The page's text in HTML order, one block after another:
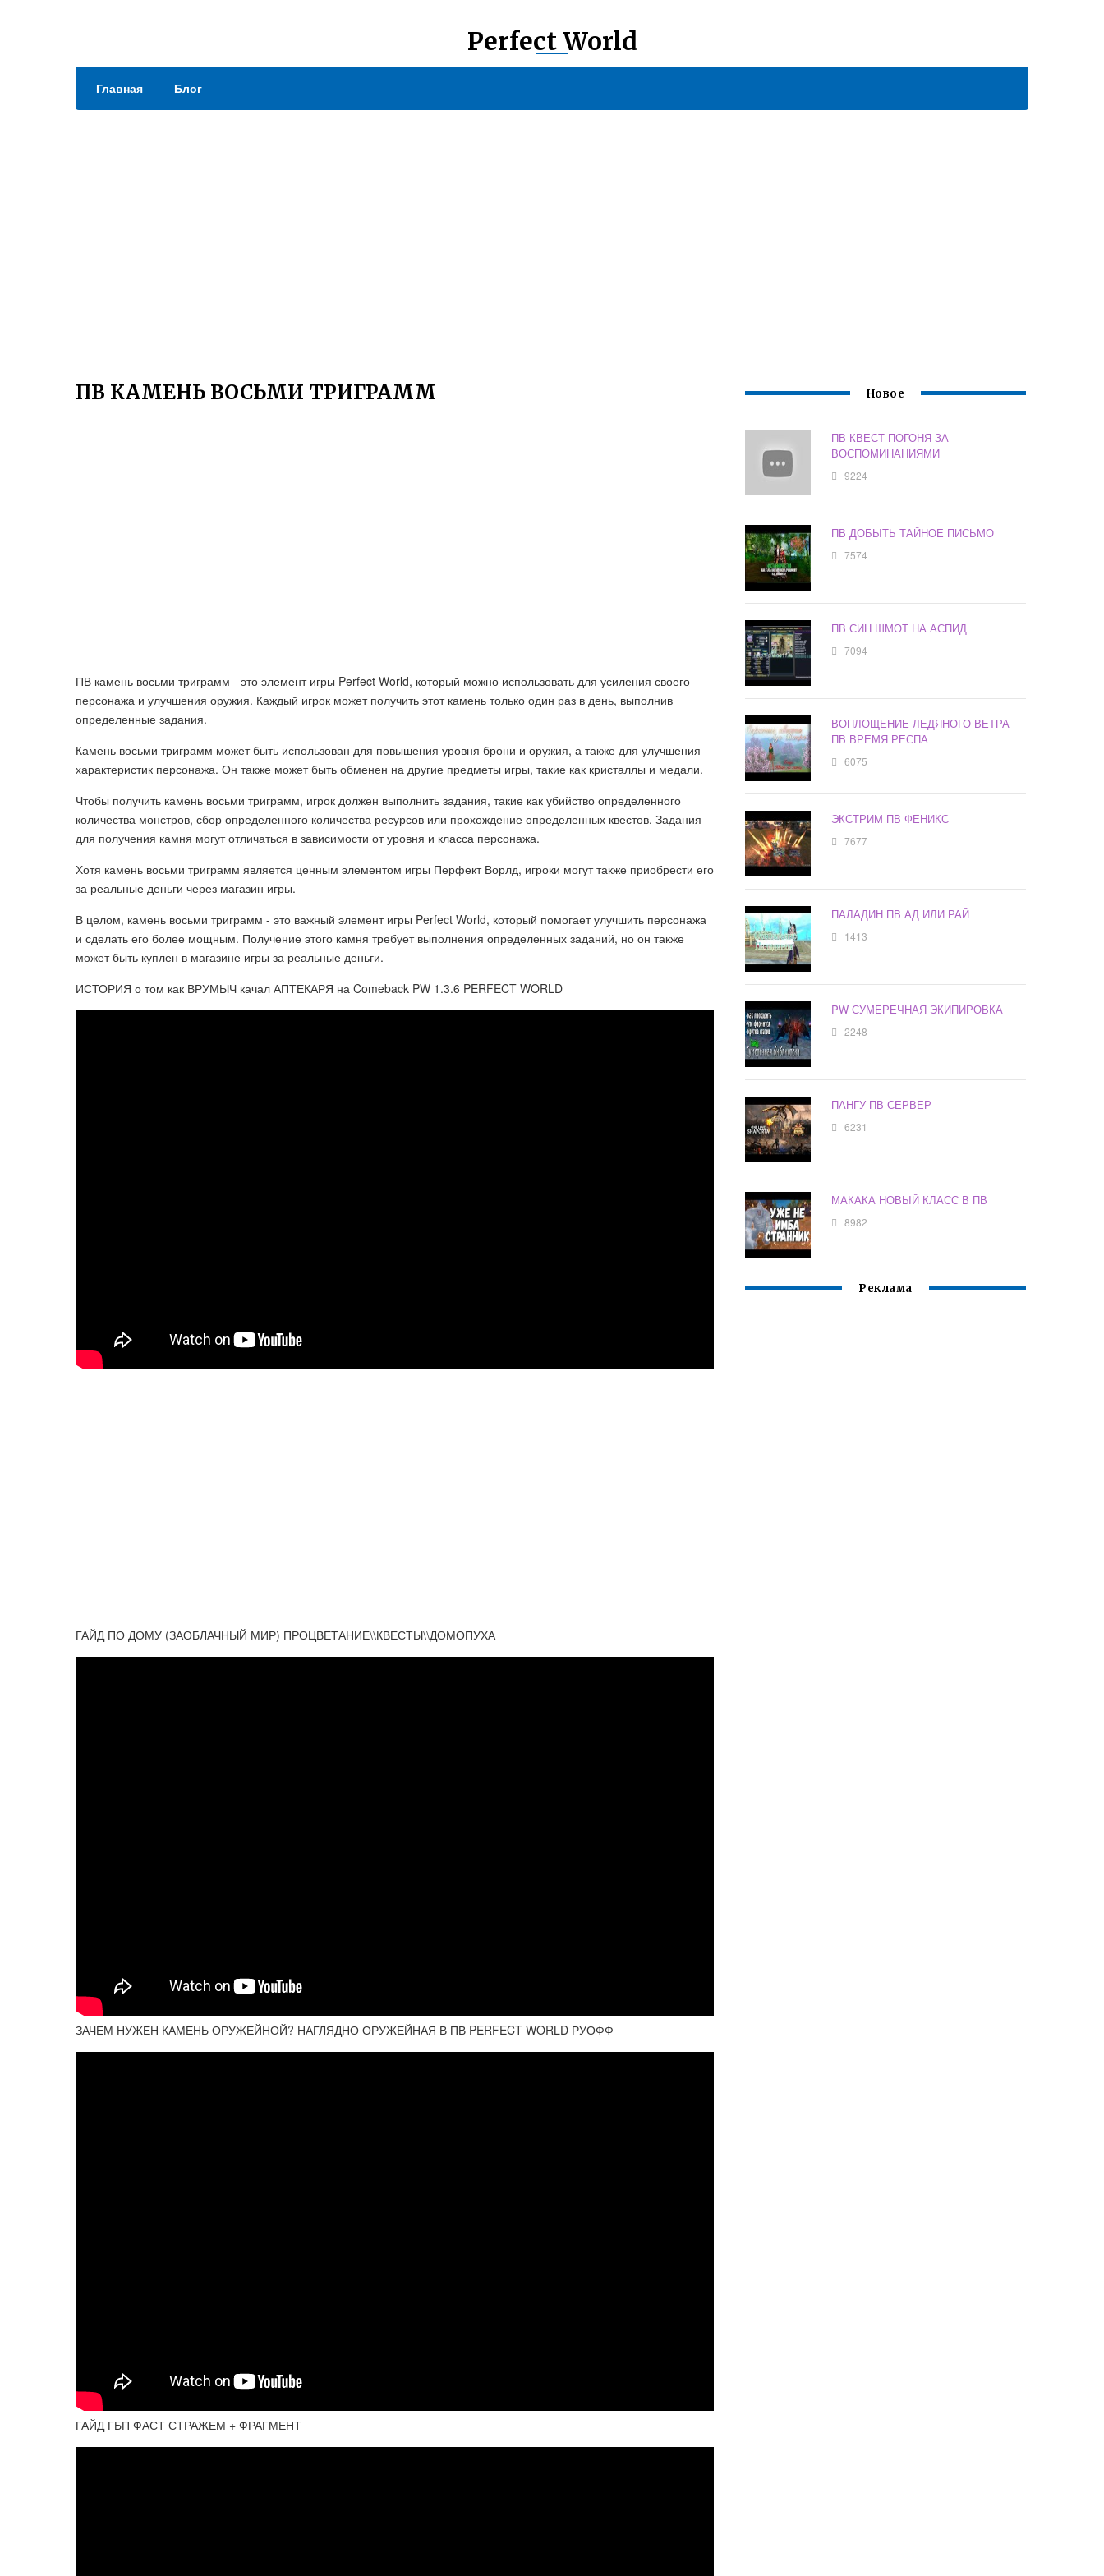
Perfect World
Главная Блог
ПВ КАМЕНЬ ВОСЬМИ ТРИГРАММ
ПВ камень восьми триграмм - это элемент игры Perfect World, который можно использовать для усиления своего
персонажа и улучшения оружия. Каждый игрок может получить этот камень только один раз в день, выполнив
определенные задания.
Камень восьми триграмм может быть использован для повышения уровня брони и оружия, а также для улучшения
характеристик персонажа. Он также может быть обменен на другие предметы игры, такие как кристаллы и медали.
Чтобы получить камень восьми триграмм, игрок должен выполнить задания, такие как убийство определенного
количества монстров, сбор определенного количества ресурсов или прохождение определенных квестов. Задания
для получения камня могут отличаться в зависимости от уровня и класса персонажа.
Хотя камень восьми триграмм является ценным элементом игры Перфект Ворлд, игроки могут также приобрести его
за реальные деньги через магазин игры.
В целом, камень восьми триграмм - это важный элемент игры Perfect World, который помогает улучшить персонажа
и сделать его более мощным. Получение этого камня требует выполнения определенных заданий, но он также
может быть куплен в магазине игры за реальные деньги.
ИСТОРИЯ о том как ВРУМЫЧ качал АПТЕКАРЯ на Comeback PW 1.3.6 PERFECT WORLD
ГАЙД ПО ДОМУ (ЗАОБЛАЧНЫЙ МИР) ПРОЦВЕТАНИЕ\\КВЕСТЫ\\ДОМОПУХА
ЗАЧЕМ НУЖЕН КАМЕНЬ ОРУЖЕЙНОЙ? НАГЛЯДНО ОРУЖЕЙНАЯ В ПВ PERFECT WORLD РУОФФ
ГАЙД ГБП ФАСТ СТРАЖЕМ + ФРАГМЕНТ
Новое
ПВ КВЕСТ ПОГОНЯ ЗА
ВОСПОМИНАНИЯМИ
9224
ПВ ДОБЫТЬ ТАЙНОЕ ПИСЬМО
7574
ПВ СИН ШМОТ НА АСПИД
7094
ВОПЛОЩЕНИЕ ЛЕДЯНОГО ВЕТРА
ПВ ВРЕМЯ РЕСПА
6075
ЭКСТРИМ ПВ ФЕНИКС
7677
ПАЛАДИН ПВ АД ИЛИ РАЙ
1413
PW СУМЕРЕЧНАЯ ЭКИПИРОВКА
2248
ПАНГУ ПВ СЕРВЕР
6231
МАКАКА НОВЫЙ КЛАСС В ПВ
8982
Реклама